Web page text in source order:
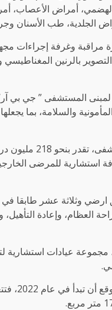
أمراض الأعصاب،
الجلدية، طب الأسنان
وغرفة إجراءات
بالرنين المغناطيسي
المستشفى ” جي بي
والسلامة، بما
وأشارت المجموعة،
وثلاثة عشر طابقا في
على جراحة العظام، وإعادة
مجموعة عيادات
وأما